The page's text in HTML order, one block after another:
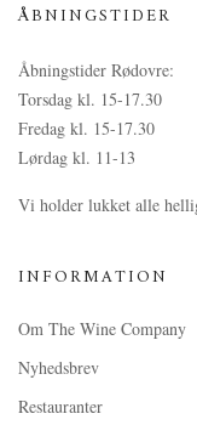
ÅBNINGSTIDER
Åbningstider Rødovre:
Torsdag kl. 15-17.30
Fredag kl. 15-17.30
Lørdag kl. 11-13
Vi holder lukket alle
INFORMATION
Om The Wine Company
Nyhedsbrev
Restauranter